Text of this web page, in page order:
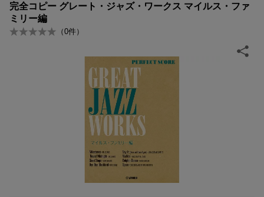
完全コピー グレート・ジャズ・ワークス マイルス・ファ
ミリー編
（0件）